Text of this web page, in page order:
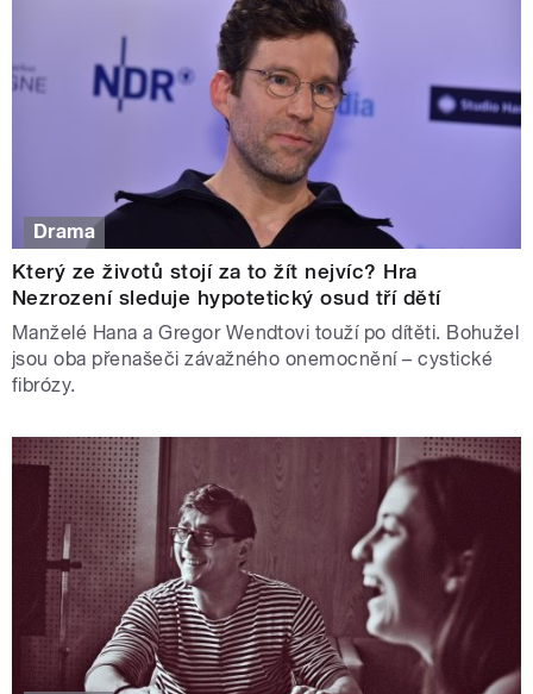
Drama
Který ze životů stojí za to žít nejvíc? Hra
Nezrození sleduje hypotetický osud tří dětí
Manželé Hana a Gregor Wendtovi touží po dítěti. Bohužel
jsou oba přenašeči závažného onemocnění – cystické
fibrózy.